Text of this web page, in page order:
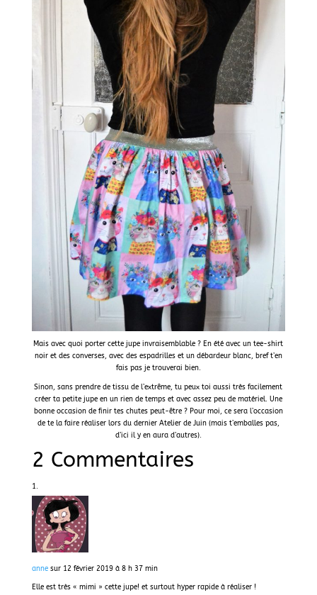
Mais avec quoi porter cette jupe invraisemblable? En été avec un tee-shirt
noir et des converses, avec des espadrilles et un débardeur blanc, bref t’en
fais pas je trouverai bien.
Sinon, sans prendre de tissu de l’extrême, tu peux toi aussi très facilement
créer ta petite jupe en un rien de temps et avec assez peu de matériel. Une
bonne occasion de finir tes chutes peut-être ? Pour moi, ce sera l’occasion
de te la faire réaliser lors du dernier Atelier de Juin (mais t’emballes pas,
d’ici il y en aura d’autres).
2 Commentaires
anne sur 12 février 2019 à 8 h 37 min
Elle est très « mimi » cette jupe! et surtout hyper rapide à réaliser !